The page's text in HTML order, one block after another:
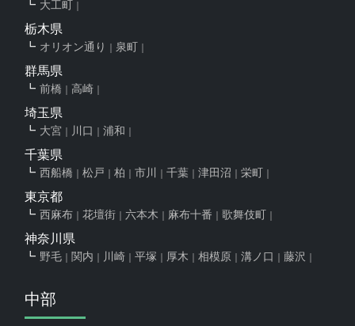
大工町
栃木県
オリオン通り 泉町
群馬県
前橋 高崎
埼玉県
大宮 川口 浦和
千葉県
西船橋 松戸 柏 市川 千葉 津田沼 栄町
東京都
西麻布 花壇街 六本木 麻布十番 歌舞伎町
神奈川県
野毛 関内 川崎 平塚 厚木 相模原 溝ノ口 藤沢
中部